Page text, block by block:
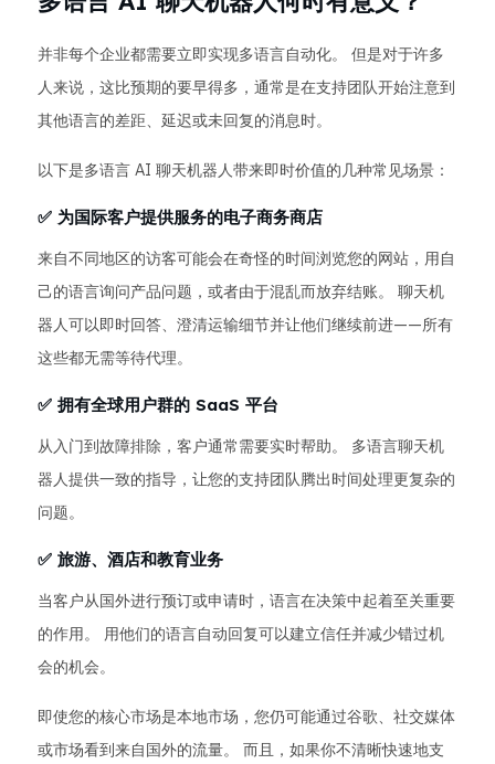
并非每个企业都需要立即实现多语言自动化。 但是对于许多
人来说，这比预期的要早得多，通常是在支持团队开始注意到
其他语言的差距、延迟或未回复的消息时。
以下是多语言 AI 聊天机器人带来即时价值的几种常见场景：
✅ 为国际客户提供服务的电子商务商店
来自不同地区的访客可能会在奇怪的时间浏览您的网站，用自
己的语言询问产品问题，或者由于混乱而放弃结账。 聊天机
器人可以即时回答、澄清运输细节并让他们继续前进——所有
这些都无需等待代理。
✅ 拥有全球用户群的 SaaS 平台
从入门到故障排除，客户通常需要实时帮助。 多语言聊天机
器人提供一致的指导，让您的支持团队腾出时间处理更复杂的
问题。
✅ 旅游、酒店和教育业务
当客户从国外进行预订或申请时，语言在决策中起着至关重要
的作用。 用他们的语言自动回复可以建立信任并减少错过机
会的机会。
即使您的核心市场是本地市场，您仍可能通过谷歌、社交媒体
或市场看到来自国外的流量。 而且，如果你不清晰快速地支